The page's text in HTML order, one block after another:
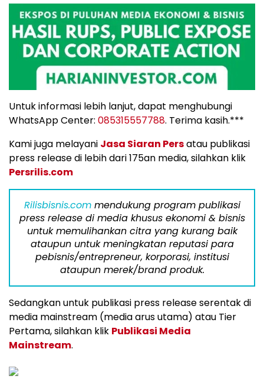
Untuk informasi lebih lanjut, dapat menghubungi
WhatsApp Center: 085315557788. Terima kasih.***
Kami juga melayani Jasa Siaran Persatau publikasi
press release di lebih dari 175an media, silahkan klik
Persrilis.com
Rilisbisnis.commendukung program publikasi
press release di media khusus ekonomi & bisnis
untuk memulihankan citra yang kurang baik
ataupun untuk meningkatan reputasi para
pebisnis/entrepreneur, korporasi, institusi
ataupun merek/brand produk.
Sedangkan untuk publikasi press release serentak di
media mainstream (media arus utama) atau Tier
Pertama, silahkan klik Publikasi Media
Mainstream.